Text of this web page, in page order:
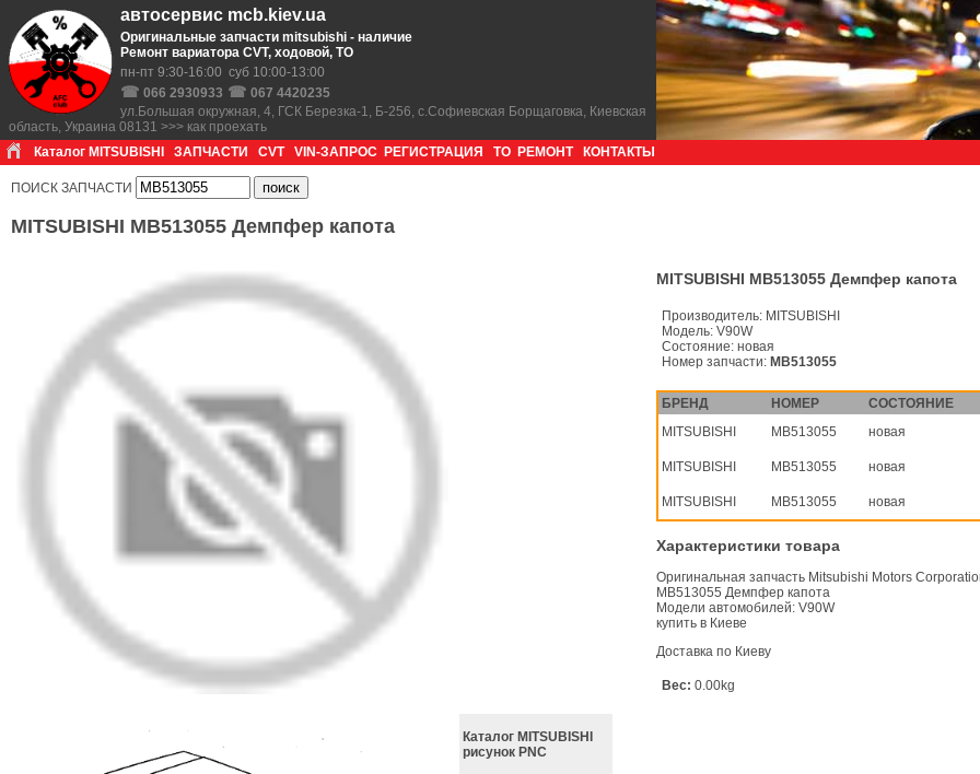
автосервис mcb.kiev.ua
Оригинальные запчасти mitsubishi - наличие
Ремонт вариатора CVT, ходовой, ТО
пн-пт 9:30-16:00 суб 10:00-13:00
☎ 066 2930933 ☎ 067 4420235
ул.Большая окружная, 4, ГСК Березка-1, Б-256, с.Софиевская Борщаговка, Киевская
область, Украина 08131 >>> как проехать
Каталог MITSUBISHI
ЗАПЧАСТИ CVT VIN-ЗАПРОС РЕГИСТРАЦИЯ ТО РЕМОНТ КОНТАКТЫ
ПОИСК ЗАПЧАСТИ
MITSUBISHI MB513055 Демпфер капота
MITSUBISHI MB513055 Демпфер капота
Производитель: MITSUBISHI
Модель: V90W
Состояние: новая
Номер запчасти: MB513055
БРЕНД НОМЕР СОСТОЯНИЕ
MITSUBISHI
MB513055 новая
MITSUBISHI MB513055 новая
MITSUBISHI MB513055 новая
Характеристики товара
Оригинальная запчасть Mitsubishi Motors
MB513055 Демпфер капота
Модели автомобилей: V90W
купить в Киеве
Доставка по Киеву
Вес: 0.00kg
Каталог MITSUBISHI
рисунок PNC